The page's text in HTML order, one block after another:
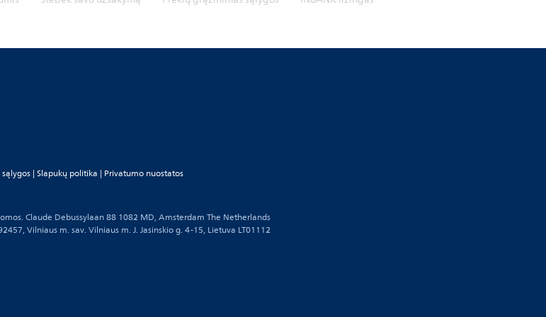
|Slapukų politika | Privatumo nuostatos
Claude Debussylaan 88 1082 MD, Amsterdam The Netherlands
Vilniaus m. sav. Vilniaus m. J. Jasinskio g. 4-15, Lietuva LT01112